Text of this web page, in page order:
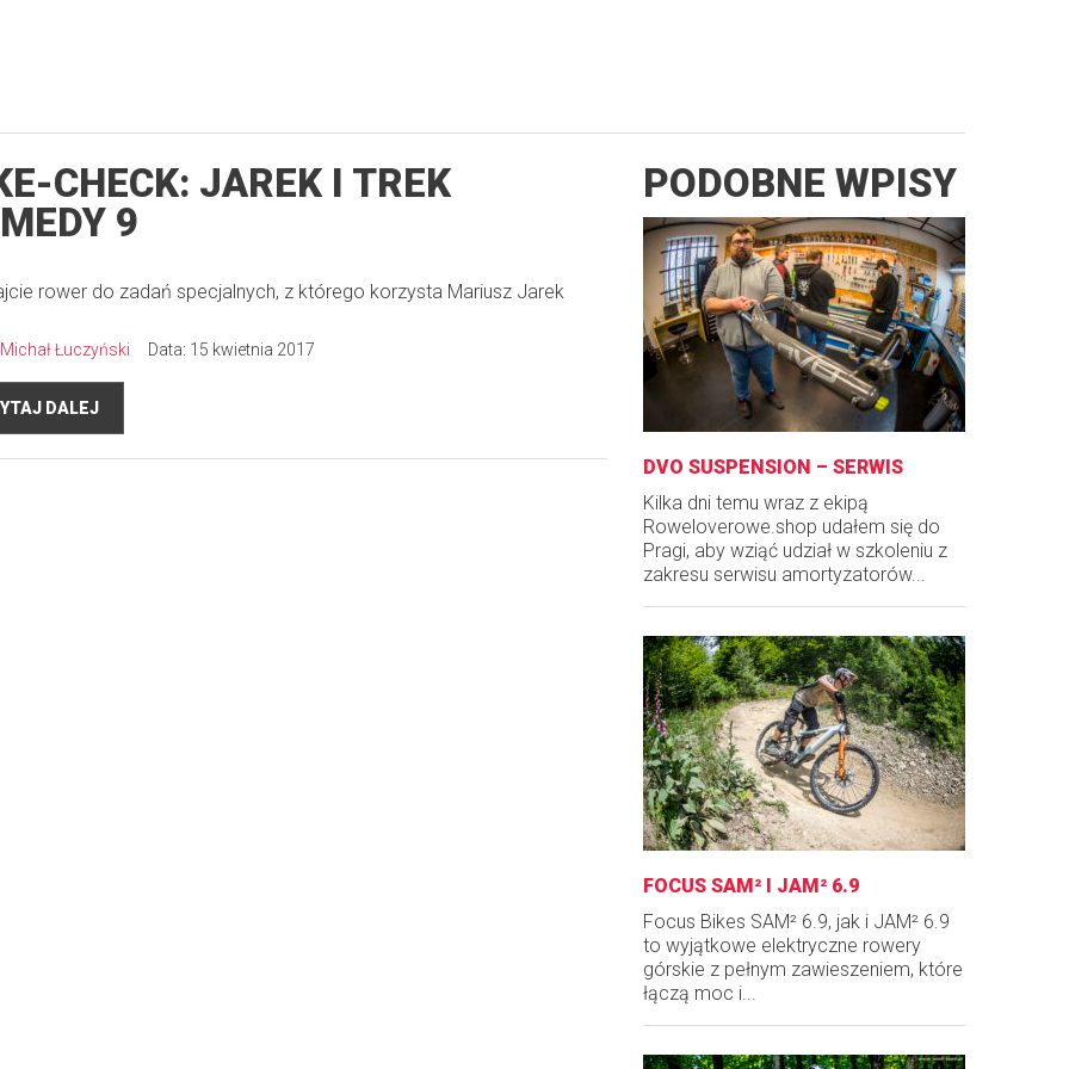
CHECK: JAREK I TREK
9
rower do zadań specjalnych, z którego korzysta Mariusz Jarek
Michał Łuczyński Data: 15 kwietnia 2017
DALEJ
PODOBNE WPISY
DVO SUSPENSION – SERWIS
Kilka dni temu wraz z ekipą
Roweloverowe.shop udałem się do
Pragi, aby wziąć udział w szkoleniu z
zakresu serwisu amortyzatorów...
FOCUS SAM² I JAM² 6.9
Focus Bikes SAM² 6.9, jak i JAM² 6.9
to wyjątkowe elektryczne rowery
górskie z pełnym zawieszeniem, które
łączą moc i...